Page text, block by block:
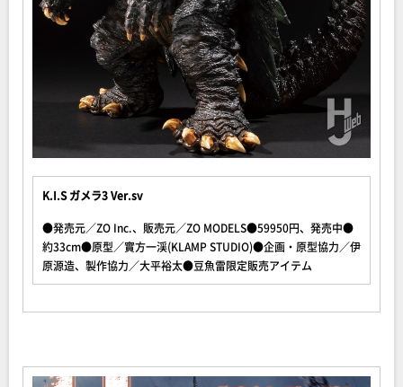
K.I.S ガメラ3 Ver.sv
●発売元／ZO Inc.、販売元／ZO MODELS●59950円、発売中●
約33cm●原型／實方一渓(KLAMP STUDIO)●企画・原型協力／伊
原源造、製作協力／大平裕太●豆魚雷限定販売アイテム